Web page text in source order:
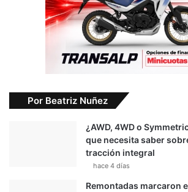
Por Beatriz Nuñez
¿AWD, 4WD o
que necesita saber
tracción integral
hace 4 días
Remontadas marcaron